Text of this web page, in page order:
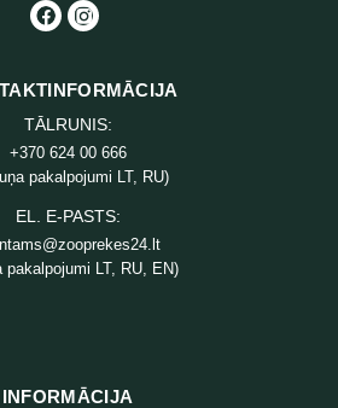
TĀLRUNIS:
+370 624 00 666
pakalpojumi LT, RU)
EL. E-PASTS:
pakalpojumi LT, RU, EN)
INFORMĀCIJA